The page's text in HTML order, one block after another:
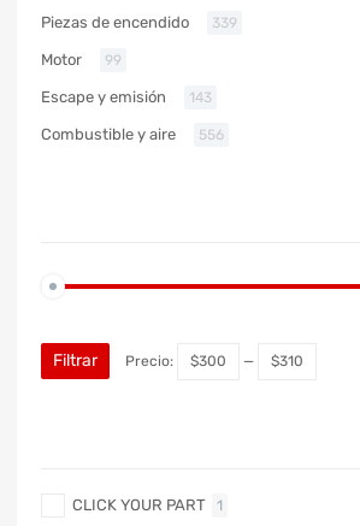
Piezas de encendido 339
Motor 99
Escape y emisión 143
Combustible y aire 556
Filtrar Precio: $300 — $310
CLICK YOUR PART 1